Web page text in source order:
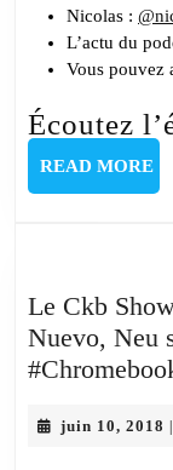
Nicolas :
L’actu du
Vous pouvez
Écoutez
READ MORE
Le Ckb
Nuevo, Neu
juin 10, 2018